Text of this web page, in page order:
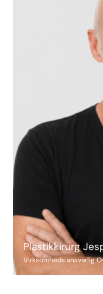
Plastikkirurg
Virksomheds ansvarlig